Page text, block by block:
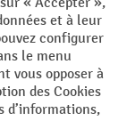
Légales